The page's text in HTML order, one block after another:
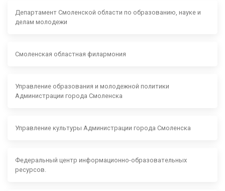
Департамент Смоленской области по образованию, науке и
делам молодежи
Смоленская областная филармония
Управление образования и молодежной политики
Администрации города Смоленска
Управление культуры Администрации города Смоленска
Федеральный центр информационно-образовательных
ресурсов.